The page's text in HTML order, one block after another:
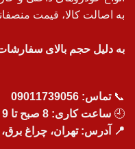
به اصالت کالا، قیمت
به دلیل حجم بالای
📞تماس: 09011739056
🕘 ساعت کاری: 8 صبح تا 9 شب
📍 آدرس: تهران، چراغ برق،